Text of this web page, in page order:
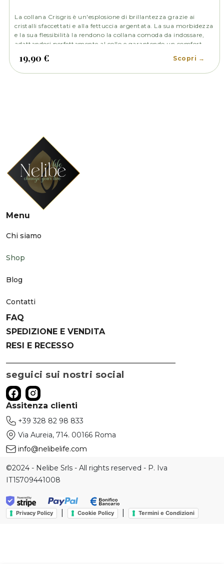
La collana Crisgris è un'esplosione di brillantezza grazie ai
cristalli sfaccettati e alla fettuccia argentata. La sua morbidezza
e la sua flessibilità la rendono la collana comoda da indossare,
adattandosi perfettamente al collo e garantendo un comfort
19,90 € Scopri →
Menu
Chi siamo
Shop
Blog
Contatti
FAQ
SPEDIZIONE E VENDITA
RESI E RECESSO
seguici sui nostri social
Assitenza clienti
+39 328 82 98 833
Via Aureia, 714. 00166 Roma
info@nelibelife.com
©2024 - Nelibe Srls - All rights reserved - P. Iva
IT15709441008
Privacy Policy Cookie Policy Termini e Condizioni